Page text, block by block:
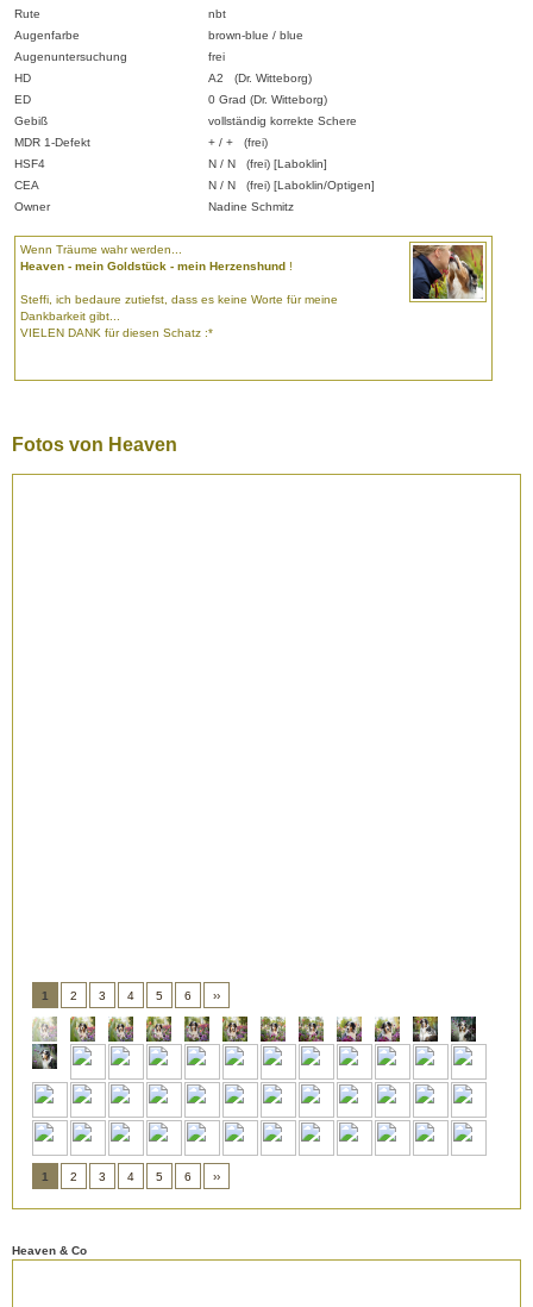
Rute
nbt
Augenfarbe
brown-blue / blue
Augenuntersuchung
frei
HD
A2 (Dr. Witteborg)
ED
0 Grad (Dr. Witteborg)
Gebiß
vollständig korrekte Schere
MDR 1-Defekt
+ / + (frei)
HSF4
N / N (frei) [Laboklin]
CEA
N / N (frei) [Laboklin/Optigen]
Owner
Nadine Schmitz
Wenn Träume wahr werden...
Heaven - mein Goldstück - mein Herzenshund !
Steffi, ich bedaure zutiefst, dass es keine Worte für meine
Dankbarkeit gibt...
VIELEN DANK für diesen Schatz :*
Fotos von Heaven
1 2 3 4 5 6 ››
1 2 3 4 5 6 ››
Heaven & Co